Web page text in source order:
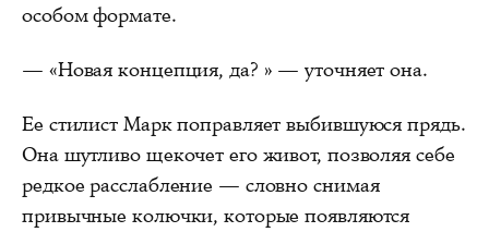
особом формате.
— «Новая концепция, да? » — уточняет она.
Ее стилист Марк поправляет выбившуюся прядь.
Она шутливо щекочет его живот, позволяя себе
редкое расслабление — словно снимая
привычные колючки, которые появляются